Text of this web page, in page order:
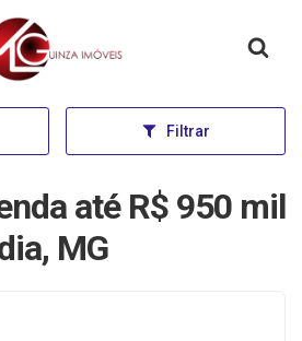
inicial
Filtrar
até R$ 950 mil
MG